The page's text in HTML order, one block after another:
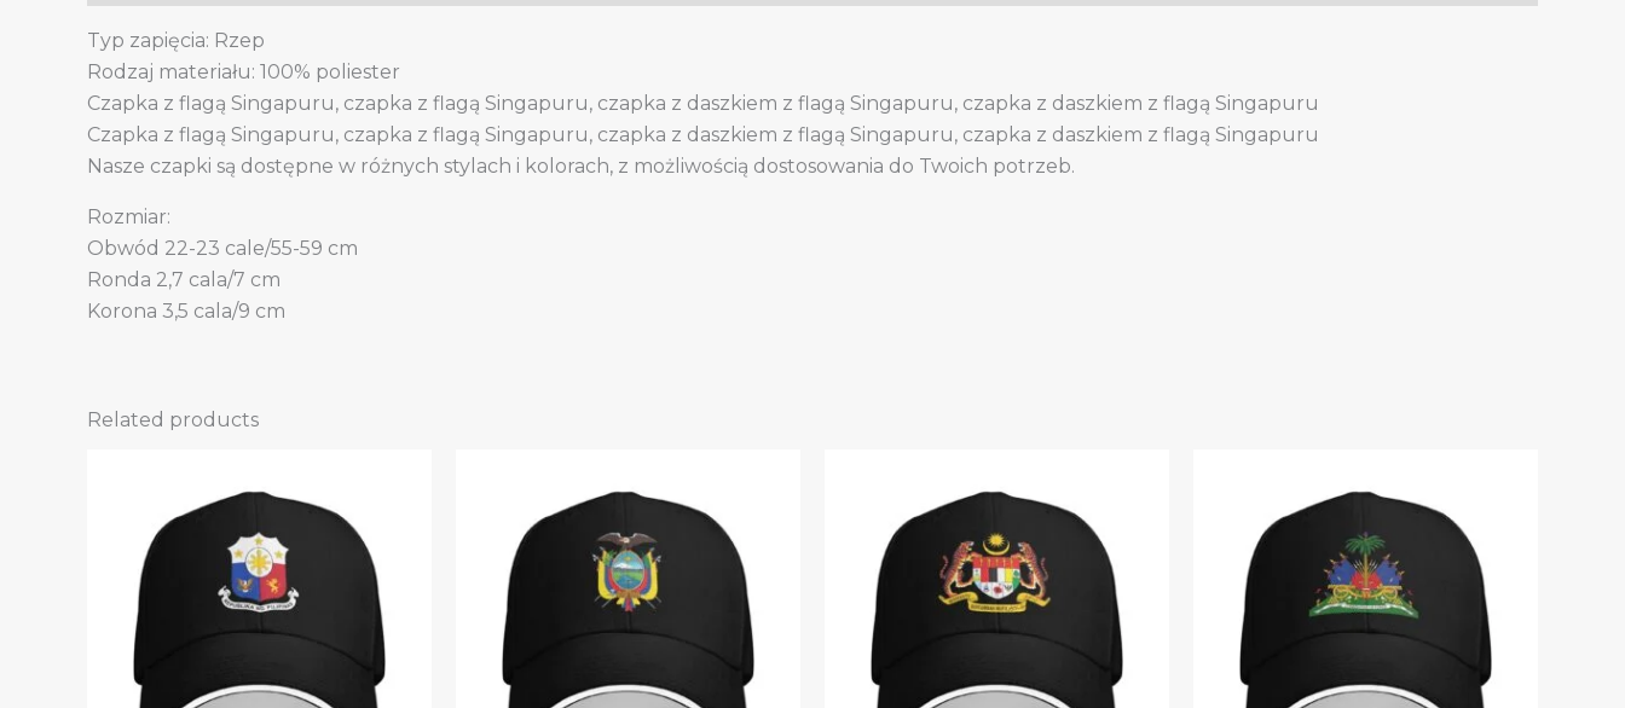
Typ zapięcia: Rzep
Rodzaj materiału: 100% poliester
Czapka z flagą Singapuru, czapka z flagą Singapuru, czapka z daszkiem z flagą Singapuru, czapka z daszkiem z flagą Singapuru
Czapka z flagą Singapuru, czapka z flagą Singapuru, czapka z daszkiem z flagą Singapuru, czapka z daszkiem z flagą Singapuru
Nasze czapki są dostępne w różnych stylach i kolorach, z możliwością dostosowania do Twoich potrzeb.
Rozmiar:
Obwód 22-23 cale/55-59 cm
Ronda 2,7 cala/7 cm
Korona 3,5 cala/9 cm
Related products